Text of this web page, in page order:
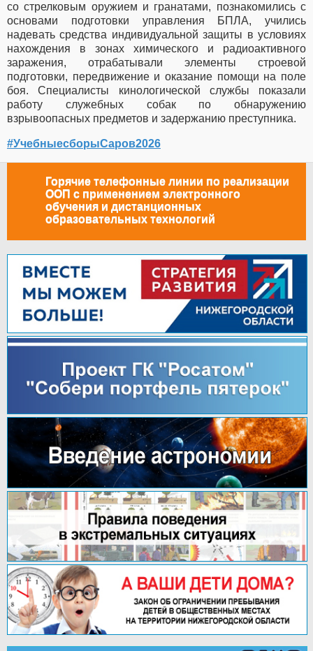
со стрелковым оружием и гранатами, познакомились с
основами подготовки управления БПЛА, учились
надевать средства индивидуальной защиты в условиях
нахождения в зонах химического и радиоактивного
заражения, отрабатывали элементы строевой
подготовки, передвижение и оказание помощи на поле
боя. Специалисты кинологической службы показали
работу служебных собак по обнаружению
взрывоопасных предметов и задержанию преступника.
#УчебныесборыСаров2026
Горячие телефонные линии по реализации
ООП с применением электронного
обучения и дистанционных
образовательных технологий